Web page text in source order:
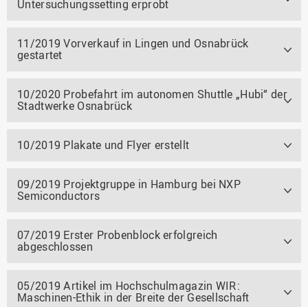
Untersuchungssetting erprobt
11/2019 Vorverkauf in Lingen und Osnabrück
gestartet
10/2020 Probefahrt im autonomen Shuttle „Hubi“ der
Stadtwerke Osnabrück
10/2019 Plakate und Flyer erstellt
09/2019 Projektgruppe in Hamburg bei NXP
Semiconductors
07/2019 Erster Probenblock erfolgreich
abgeschlossen
05/2019 Artikel im Hochschulmagazin WIR:
Maschinen-Ethik in der Breite der Gesellschaft